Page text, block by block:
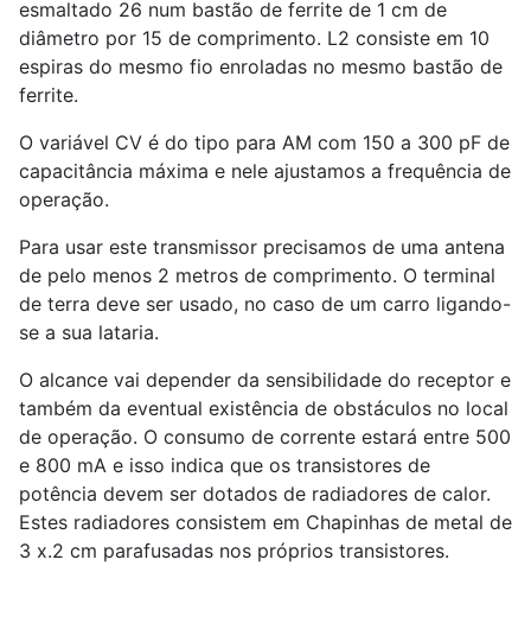
esmaltado 26 num bastão de ferrite de 1 cm de
diâmetro por 15 de comprimento. L2 consiste em 10
espiras do mesmo fio enroladas no mesmo bastão de
ferrite.
O variável CV é do tipo para AM com 150 a 300 pF de
capacitância máxima e nele ajustamos a frequência de
operação.
Para usar este transmissor precisamos de uma antena
de pelo menos 2 metros de comprimento. O terminal
de terra deve ser usado, no caso de um carro ligando-
se a sua lataria.
O alcance vai depender da sensibilidade do receptor e
também da eventual existência de obstáculos no local
de operação. O consumo de corrente estará entre 500
e 800 mA e isso indica que os transistores de
potência devem ser dotados de radiadores de calor.
Estes radiadores consistem em Chapinhas de metal de
3 x.2 cm parafusadas nos próprios transistores.